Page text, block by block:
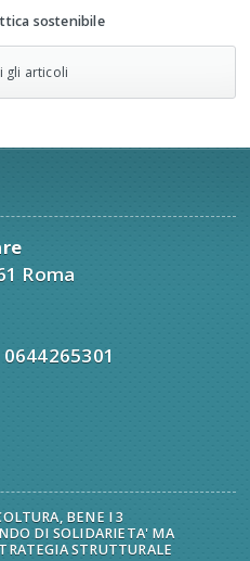
sostenibile
gli articoli
Roma
BENE I 3
DI SOLIDARIETA' MA
STRUTTURALE